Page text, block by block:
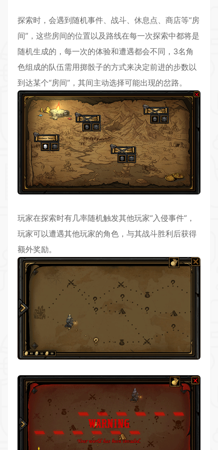
探索时，会遇到随机事件、战斗、休息点、商店等“房
间”，这些房间的位置以及路线在每一次探索中都将是
随机生成的，每一次的体验和遭遇都会不同，3名角
色组成的队伍需用掷骰子的方式来决定前进的步数以
到达某个“房间”，其间主动选择可能出现的岔路。
玩家在探索时有几率随机触发其他玩家“入侵事件”，
玩家可以遭遇其他玩家的角色，与其战斗胜利后获得
额外奖励。